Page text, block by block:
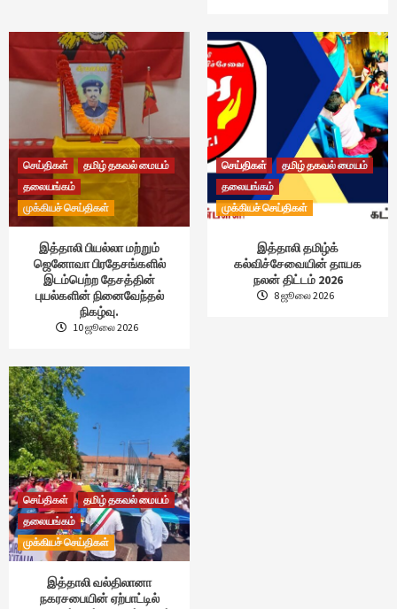
செய்திகள்
தமிழ் தகவல் மையம்
தலையங்கம்
முக்கியச் செய்திகள்
இத்தாலி பியல்லா மற்றும்
ஜெனோவா பிரதேசங்களில்
இடம்பெற்ற தேசத்தின்
புயல்களின் நினைவேந்தல்
நிகழ்வு.
10 ஜூலை 2026
செய்திகள்
தமிழ் தகவல் மையம்
தலையங்கம்
முக்கியச் செய்திகள்
இத்தாலி தமிழ்க்
கல்விச்சேவையின் தாயக
நலன் திட்டம் 2026
8 ஜூலை 2026
செய்திகள்
தமிழ் தகவல் மையம்
தலையங்கம்
முக்கியச் செய்திகள்
இத்தாலி வல்திலானா
நகரசபையின் ஏற்பாட்டில்